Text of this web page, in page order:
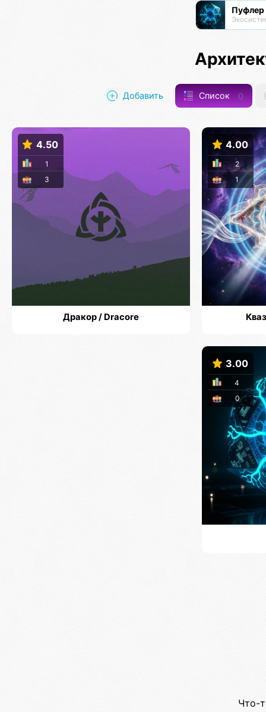
Пуфлер
Добавить Список 0
4.50
3
1
Дракор / Dracore
4.00
1
2
3.00
0
4
Что-